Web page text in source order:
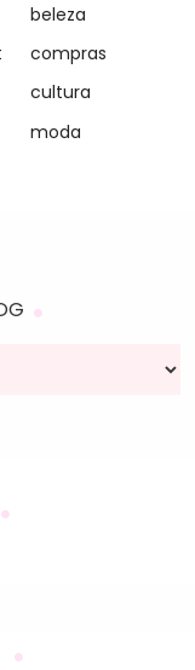
beleza
compras
cultura
moda